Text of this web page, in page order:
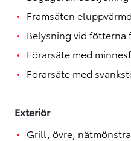
Framsäten
Belysning vid fötterna
Förarsäte med
Förarsäte med
Exteriör
Grill, övre,